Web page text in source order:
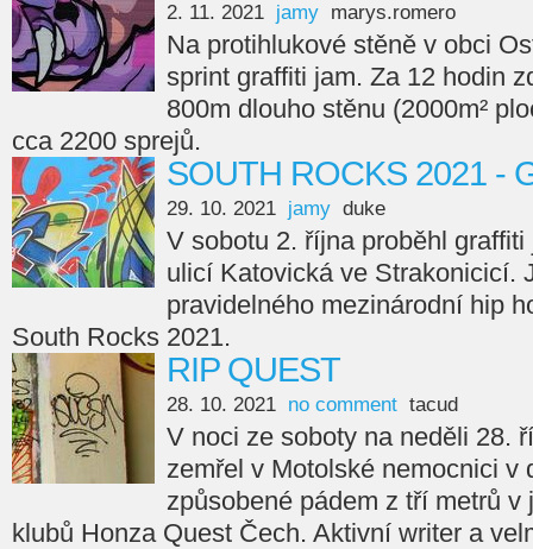
2. 11. 2021 jamy marys.romero
Na protihlukové stěně v obci
sprint graffiti jam. Za 12 hodin
800m dlouho stěnu (2000m²
cca 2200 sprejů.
SOUTH ROCKS 2021 -
29. 10. 2021 jamy duke
V sobotu 2. října proběhl
ulicí Katovická ve Strakonicicí.
pravidelného mezinárodní hip
South Rocks 2021.
RIP QUEST
28. 10. 2021 no comment tacud
V noci ze soboty na neděli 28.
zemřel v Motolské nemocnici v
způsobené pádem z tří metrů v
klubů Honza Quest Čech. Aktivní writer a